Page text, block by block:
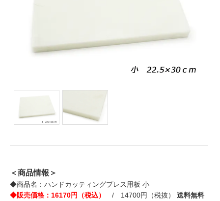
＜商品情報＞
◆商品名：ハンドカッティングプレス用板 小
◆販売価格：16170円（税込）
/ 14700円（税抜） 送料無料